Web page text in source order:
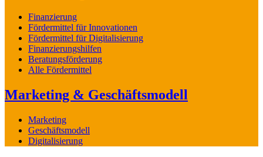
Finanzierung
Fördermittel für Innovationen
Fördermittel für Digitalisierung
Finanzierungshilfen
Beratungsförderung
Alle Fördermittel
Marketing & Geschäftsmodell
Marketing
Geschäftsmodell
Digitalisierung